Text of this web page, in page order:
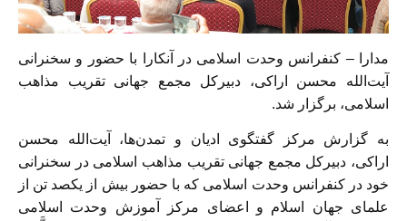
مدارا – کنفرانس وحدت اسلامی در آنکارا با حضور و سخنرانی
آیت‌الله محسن اراکی، دبیرکل مجمع جهانی تقریب مذاهب
اسلامی، برگزار شد.
به گزارش مرکز گفتگوی ادیان و تمدن‌ها، آیت‌الله محسن
اراکی، دبیرکل مجمع جهانی تقریب مذاهب اسلامی در سخنرانی
خود در کنفرانس وحدت اسلامی که با حضور بیش از یکصد تن از
علمای جهان اسلام و اعضای مرکز آموزش وحدت اسلامی